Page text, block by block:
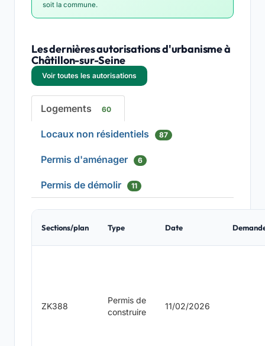
soit la commune.
Les dernières autorisations d'urbanisme à
Châtillon-sur-Seine
Voir toutes les autorisations
Logements 60
Locaux non résidentiels 87
Permis d'aménager 6
Permis de démolir 11
Sections/plan Type Date
ZK388
Permis de
construire
11/02/2026